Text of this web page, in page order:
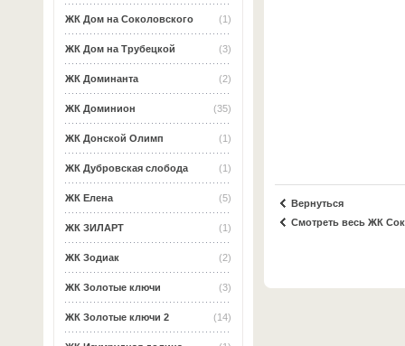
(1)
ЖК Дом на Соколовского
(3)
ЖК Дом на Трубецкой
(2)
ЖК Доминанта
(35)
ЖК Доминион
(1)
ЖК Донской Олимп
(1)
ЖК Дубровская слобода
(5)
ЖК Елена
(1)
ЖК ЗИЛАРТ
(2)
ЖК Зодиак
(3)
ЖК Золотые ключи
(14)
ЖК Золотые ключи 2
Вернуться
Смотреть весь ЖК